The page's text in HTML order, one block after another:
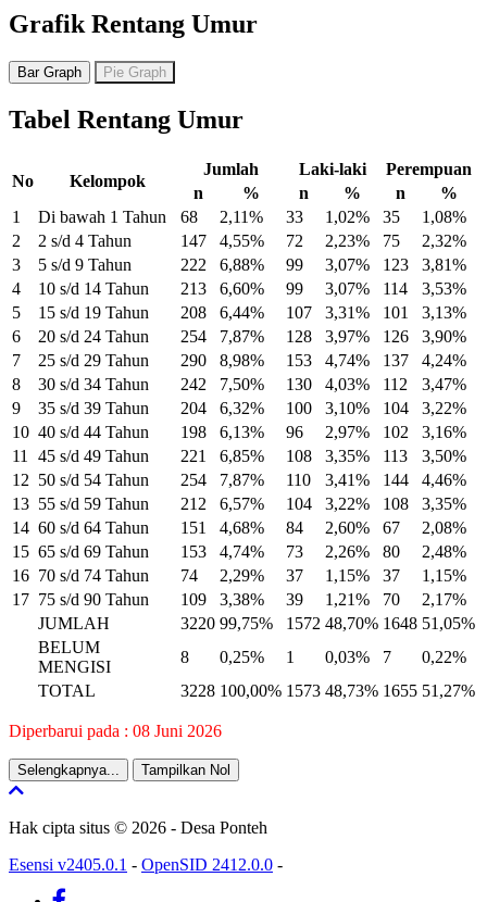
Grafik Rentang Umur
Bar Graph Pie Graph
Tabel Rentang Umur
No Kelompok
Jumlah Laki-laki
Perempuan
n
% n % n
%
1
Di bawah 1 Tahun 68 2,11% 33 1,02% 35
1,08%
2
2 s/d 4 Tahun 147 4,55% 72 2,23% 75
2,32%
3
5 s/d 9 Tahun 222 6,88% 99 3,07% 123
3,81%
4
10 s/d 14 Tahun 213 6,60% 99 3,07% 114
3,53%
5
15 s/d 19 Tahun 208 6,44% 107 3,31% 101
3,13%
6
20 s/d 24 Tahun 254 7,87% 128 3,97% 126
3,90%
7
25 s/d 29 Tahun 290 8,98% 153 4,74% 137
4,24%
8
30 s/d 34 Tahun 242 7,50% 130 4,03% 112
3,47%
9
35 s/d 39 Tahun 204 6,32% 100 3,10% 104
3,22%
10 40 s/d 44 Tahun 198 6,13% 96 2,97% 102
3,16%
11
45 s/d 49 Tahun 221 6,85% 108 3,35% 113
3,50%
12 50 s/d 54 Tahun 254 7,87% 110 3,41% 144
4,46%
13 55 s/d 59 Tahun 212 6,57% 104 3,22% 108
3,35%
14 60 s/d 64 Tahun 151 4,68% 84 2,60% 67
2,08%
15 65 s/d 69 Tahun 153 4,74% 73 2,26% 80
2,48%
16 70 s/d 74 Tahun 74 2,29% 37 1,15% 37
1,15%
17 75 s/d 90 Tahun 109 3,38% 39 1,21% 70
2,17%
JUMLAH
3220 99,75% 1572 48,70% 1648 51,05%
BELUM
MENGISI
8 0,25% 1 0,03% 7
0,22%
TOTAL
3228 100,00% 1573 48,73% 1655 51,27%
Diperbarui pada : 08 Juni 2026
Selengkapnya... Tampilkan Nol
Hak cipta situs © 2026 - Desa Ponteh
Esensi v2405.0.1 - OpenSID 2412.0.0 -